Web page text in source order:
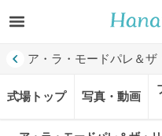
ア・ラ・モードパレ＆ザ
式場トップ 写真・動画